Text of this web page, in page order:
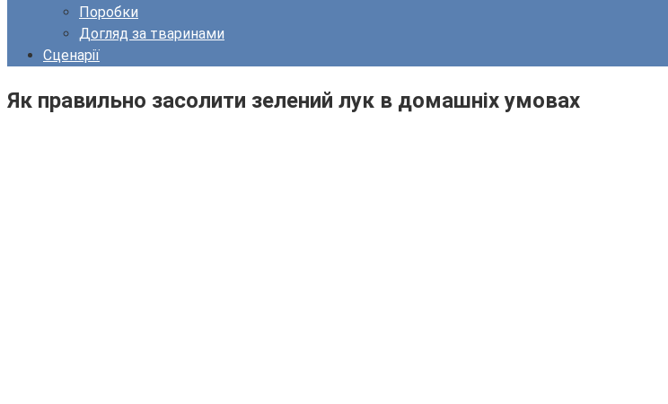
Поробки
Догляд за тваринами
Сценарії
Як правильно засолити зелений лук в домашніх умовах